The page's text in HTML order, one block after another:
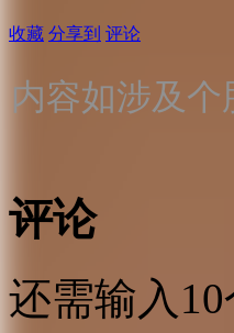
收藏 分享到 评论
内容如涉及
评论
还需输入